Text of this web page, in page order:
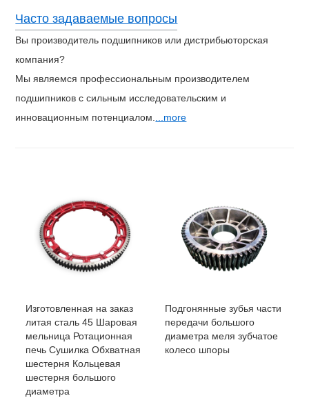
Часто задаваемые вопросы
Вы производитель подшипников или дистрибьюторская
компания?
Мы являемся профессиональным производителем
подшипников с сильным исследовательским и
инновационным потенциалом.
...more
Изготовленная на заказ
литая сталь 45 Шаровая
мельница Ротационная
печь Сушилка Обхватная
шестерня Кольцевая
шестерня большого
диаметра
Подгонянные зубья части
передачи большого
диаметра меля зубчатое
колесо шпоры